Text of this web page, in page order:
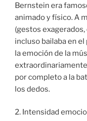
Bernstein era
animado y físico. A
(gestos
incluso bailaba en
la emoción de la
por completo a la
los dedos.
2. Intensidad